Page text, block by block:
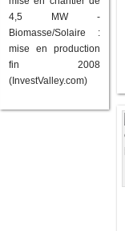
4,5 MW -
Biomasse/Solaire :
mise en production
fin 2008
(InvestValley.com)